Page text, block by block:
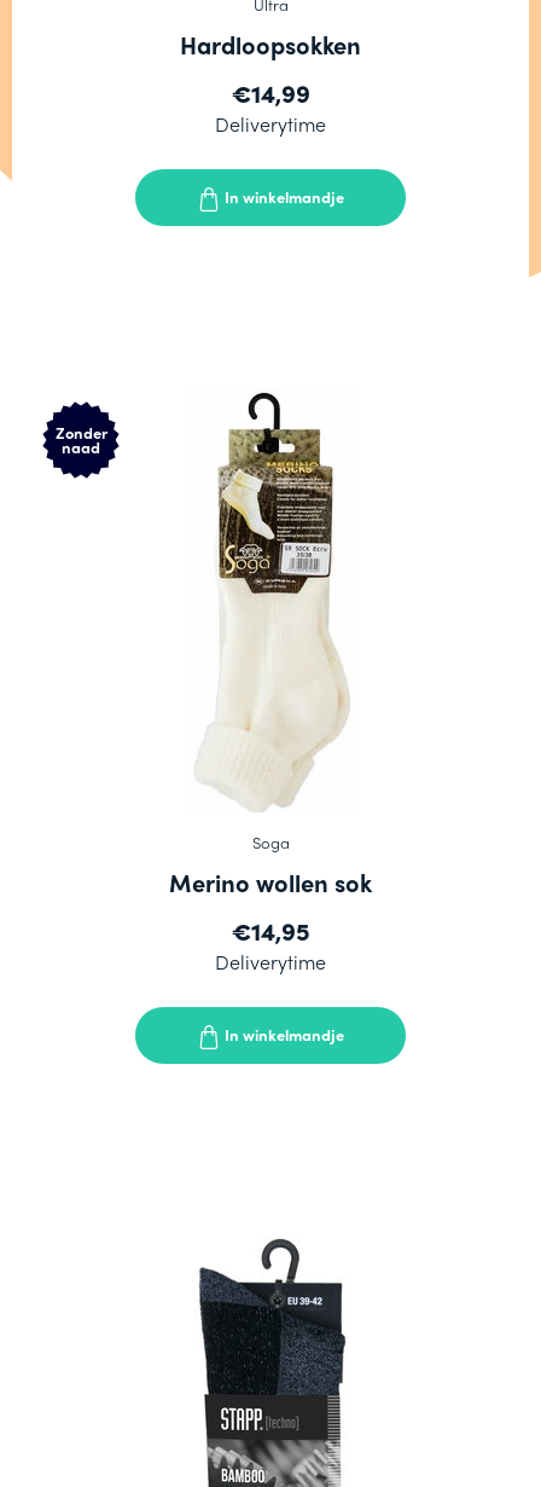
Hardloopsokken
€14,99
Deliverytime
In winkelmandje
Zonder
naad
Soga
Merino wollen sok
€14,95
Deliverytime
In winkelmandje